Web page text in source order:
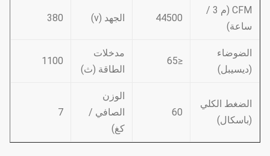
CFM (م 3 /
ساعة)
44500 الجهد (v) 380
الضوضاء
(ديسيبل)
≤65
مدخلات
الطاقة (ث)
1100
الضغط الكلي
(باسكال)
60
الوزن
الصافي /
كغ)
7